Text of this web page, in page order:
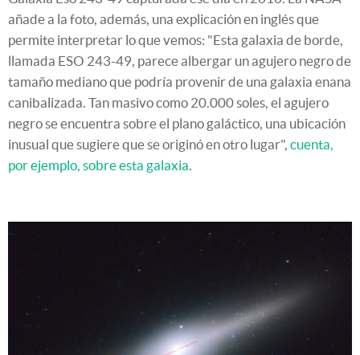
añade a la foto, además, una explicación en inglés que
permite interpretar lo que vemos: "Esta galaxia de borde,
llamada ESO 243-49, parece albergar un agujero negro de
tamaño mediano que podría provenir de una galaxia enana
canibalizada. Tan masivo como 20.000 soles, el agujero
negro se encuentra sobre el plano galáctico, una ubicación
inusual que sugiere que se originó en otro lugar", cuenta,
por ejemplo, sobre esta galaxia